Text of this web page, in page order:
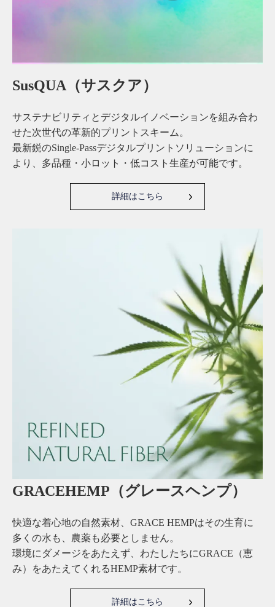
SusQUA（サスクア）
サステナビリティとデジタルイノベーションを組み合わ
せた次世代の革新的プリントスキーム。
最新鋭のSingle-Passデジタルプリントソリューションに
より、多品種・小ロット・低コスト生産が可能です。
詳細はこちら
GRACEHEMP（グレースヘンプ）
快適な着心地の自然素材、GRACE HEMPはその生育に
多くの水も、農薬も必要としません。
環境にダメージをあたえず、わたしたちにGRACE（恵
み）をあたえてくれるHEMP素材です。
詳細はこちら